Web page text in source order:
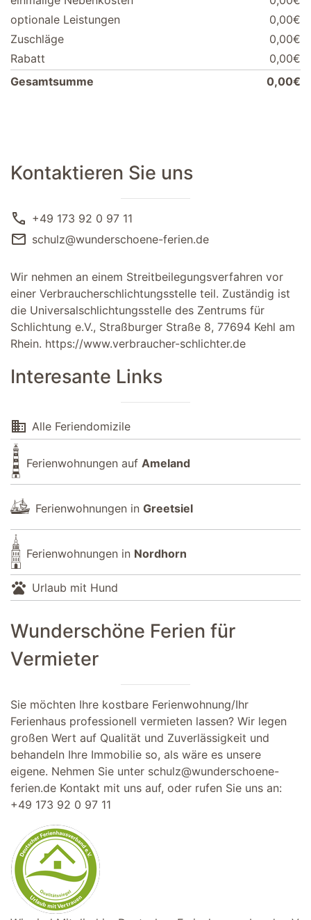
optionale Leistungen
0,00€
Zuschläge
0,00€
Rabatt
0,00€
Gesamtsumme
0,00€
Kontaktieren Sie uns
call +49 173 92 0 97 11
mail schulz@wunderschoene-ferien.de
Wir nehmen an einem Streitbeilegungsverfahren vor
einer Verbraucherschlichtungsstelle teil. Zuständig ist
die Universalschlichtungsstelle des Zentrums für
Schlichtung e.V., Straßburger Straße 8, 77694 Kehl am
Rhein. https://www.verbraucher-schlichter.de
Interesante Links
domain Alle Feriendomizile
Ferienwohnungen auf Ameland
Ferienwohnungen in Greetsiel
Ferienwohnungen in Nordhorn
pets Urlaub mit Hund
Wunderschöne Ferien für
Vermieter
Sie möchten Ihre kostbare Ferienwohnung/Ihr
Ferienhaus professionell vermieten lassen? Wir legen
großen Wert auf Qualität und Zuverlässigkeit und
behandeln Ihre Immobilie so, als wäre es unsere
eigene. Nehmen Sie unter schulz@wunderschoene-
ferien.de Kontakt mit uns auf, oder rufen Sie uns an:
+49 173 92 0 97 11